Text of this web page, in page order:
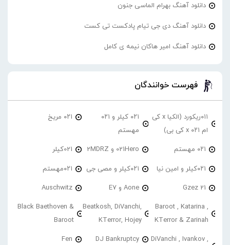
دانلود آهنگ بهرام الماسی جنون
دانلود آهنگ دی جی تیام پادکست تی کست
دانلود آهنگ امیر هاکان نیمه ی کامل
فهرست خوانندگان
۰۱۱ریکورد (الکیا x کی
ام ۰۲۱ x کی بی)
۰۲۱ کیلر و ۰۲۱
مهستم
۰۲۱ مریخ
۰۲۱ مهستم 021Hero و 2MDRZ 021کیلر
۰۲۱کیلر و امین نیا ۰۲۱کیلر و مصی جی ۰۲۱مهستم
21 Gzez Aone و E7 Auschwitz
Baroot , Katarina ,
KTerror & Zarinah
Beatkosh, DiVanchi,
KTerror, Hojey
Black Baethoven &
Baroot
DiVanchi , Ivankov ,
DJ Bankruptcy
Fen